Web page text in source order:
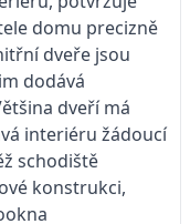
domu precizně
dveře jsou
dodává
dveří má
interiéru žádoucí
schodiště
konstrukci,